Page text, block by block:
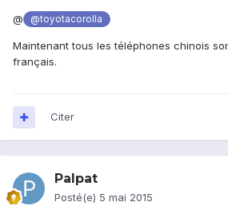
@ @toyotacorolla
Maintenant tous les téléphones chinois
français.
Citer
Palpat
Posté(e) 5 mai 2015